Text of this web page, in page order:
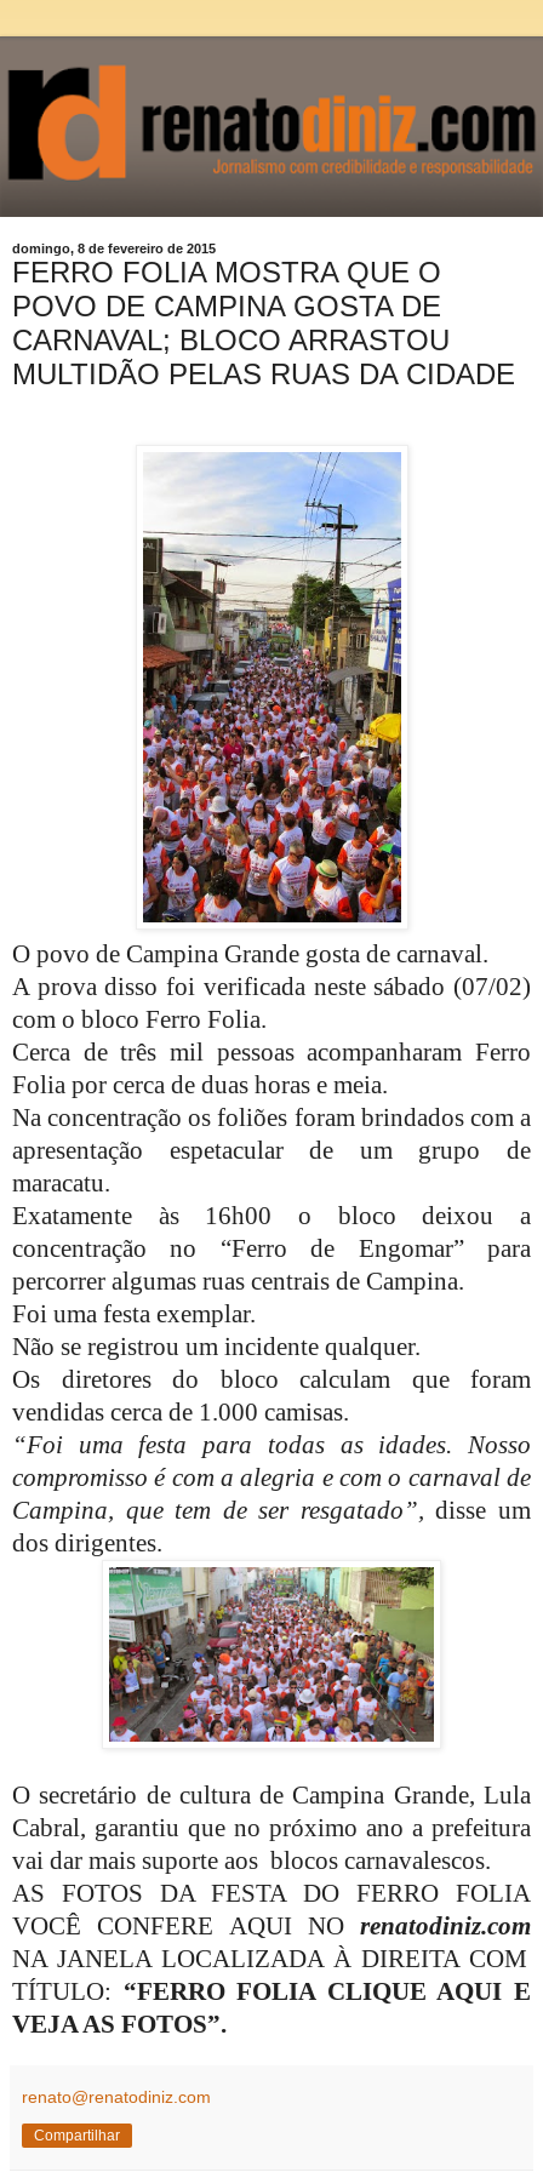
domingo, 8 de fevereiro de 2015
FERRO FOLIA MOSTRA QUE O
POVO DE CAMPINA GOSTA DE
CARNAVAL; BLOCO ARRASTOU
MULTIDÃO PELAS RUAS DA CIDADE
O povo de Campina Grande gosta de carnaval.
A prova disso foi verificada neste sábado (07/02)
com o bloco Ferro Folia.
Cerca de três mil pessoas acompanharam Ferro
Folia por cerca de duas horas e meia.
Na concentração os foliões foram brindados com a
apresentação espetacular de um grupo de
maracatu.
Exatamente às 16h00 o bloco deixou a
concentração no “Ferro de Engomar” para
percorrer algumas ruas centrais de Campina.
Foi uma festa exemplar.
Não se registrou um incidente qualquer.
Os diretores do bloco calculam que foram
vendidas cerca de 1.000 camisas.
“Foi uma festa para todas as idades. Nosso
compromisso é com a alegria e com o carnaval de
Campina, que tem de ser resgatado”, disse um
dos dirigentes.
O secretário de cultura de Campina Grande, Lula
Cabral, garantiu que no próximo ano a prefeitura
vai dar mais suporte aos blocos carnavalescos.
AS FOTOS DA FESTA DO FERRO FOLIA
VOCÊ CONFERE AQUI NO renatodiniz.com
NA JANELA LOCALIZADA À DIREITA COM
TÍTULO: “FERRO FOLIA CLIQUE AQUI E
VEJA AS FOTOS”.
renato@renatodiniz.com
Compartilhar